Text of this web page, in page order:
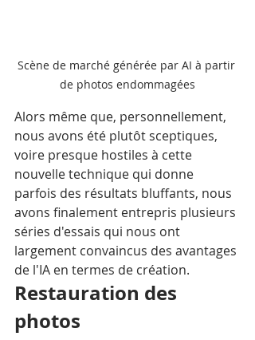
Scène de marché générée par AI à partir
de photos endommagées
Alors même que, personnellement,
nous avons été plutôt sceptiques,
voire presque hostiles à cette
nouvelle technique qui donne
parfois des résultats bluffants, nous
avons finalement entrepris plusieurs
séries d'essais qui nous ont
largement convaincus des avantages
de l'IA en termes de création.
Restauration des
photos